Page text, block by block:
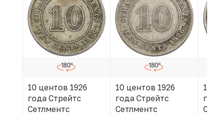
10 центов 1926
года Стрейтс
Сетлментс
10 центов 1926
года Стрейтс
Сетлментс
10